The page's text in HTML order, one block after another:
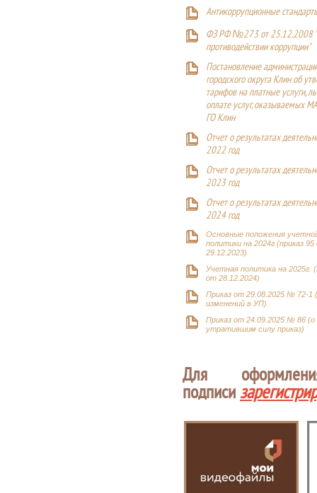
Антикоррупционные
ФЗ РФ №273 от 25.12.2008
противодействии коррупции"
Постановление
городского округа Клин об
тарифов на платные услуги,
оплате услуг, оказываемых
ГО Клин
Отчет о результатах
2022 год
Отчет о результатах
2023 год
Отчет о результатах
2024 год
Основные положения
политики на 2024г (приказ
29.12.2023)
Учетная политика на 2025г.
от 28.12.2024)
Приказ от 29.08.2025 № 72-1
изменений в УП)
Приказ от 24.09.2025 № 86 (о
утратившим силу приказ)
Для
подписи